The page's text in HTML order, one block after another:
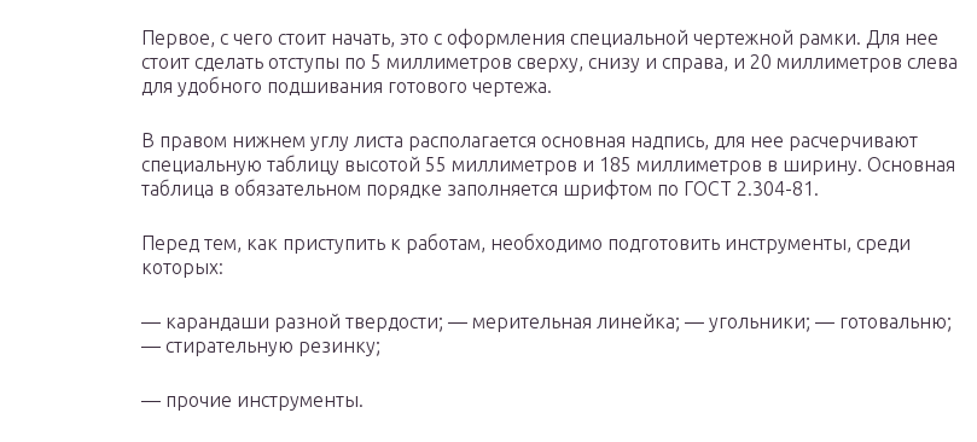
Первое, с чего стоит начать, это с оформления специальной чертежной рамки. Для нее
стоит сделать отступы по 5 миллиметров сверху, снизу и справа, и 20 миллиметров слева
для удобного подшивания готового чертежа.
В правом нижнем углу листа располагается основная надпись, для нее расчерчивают
специальную таблицу высотой 55 миллиметров и 185 миллиметров в ширину. Основная
таблица в обязательном порядке заполняется шрифтом по ГОСТ 2.304-81.
Перед тем, как приступить к работам, необходимо подготовить инструменты, среди
которых:
— карандаши разной твердости; — мерительная линейка; — угольники; — готовальню;
— стирательную резинку;
— прочие инструменты.